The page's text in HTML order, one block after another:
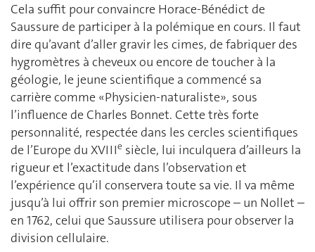
Cela suffit pour convaincre Horace-Bénédict de
Saussure de participer à la polémique en cours. Il faut
dire qu’avant d’aller gravir les cimes, de fabriquer des
hygromètres à cheveux ou encore de toucher à la
géologie, le jeune scientifique a commencé sa
carrière comme «Physicien-naturaliste», sous
l’influence de Charles Bonnet. Cette très forte
personnalité, respectée dans les cercles scientifiques
de l’Europe du XVIIIe siècle, lui inculquera d’ailleurs la
rigueur et l’exactitude dans l’observation et
l’expérience qu’il conservera toute sa vie. Il va même
jusqu’à lui offrir son premier microscope – un Nollet –
en 1762, celui que Saussure utilisera pour observer la
division cellulaire.